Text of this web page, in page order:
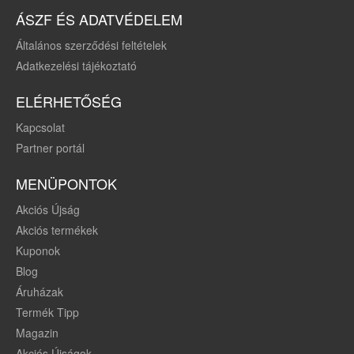
ÁSZF ÉS ADATVÉDELEM
Általános szerződési feltételek
Adatkezelési tájékoztató
ELÉRHETŐSÉG
Kapcsolat
Partner portál
MENÜPONTOK
Akciós Újság
Akciós termékek
Kuponok
Blog
Áruházak
Termék Tipp
Magazin